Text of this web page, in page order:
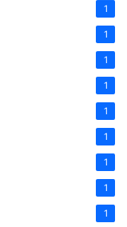
1
1
1
1
1
1
1
1
1